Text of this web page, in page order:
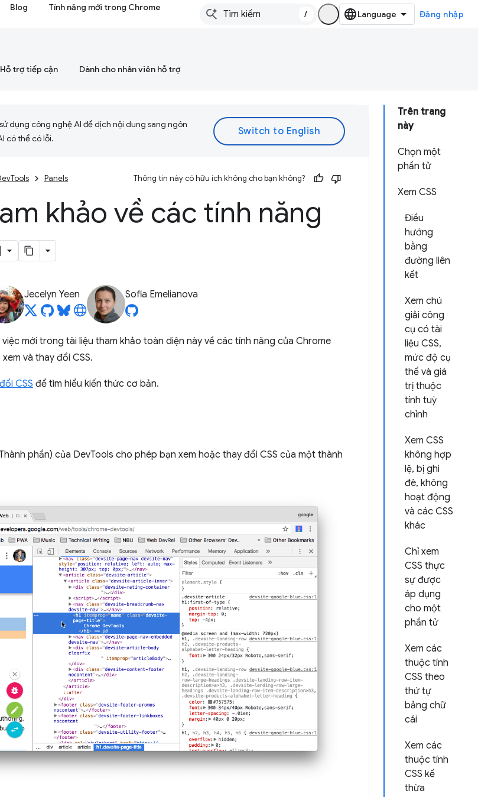
Blog Tính năng mới trong Chrome
/ Đăng nhập
Hỗ trợ tiếp cận Dành cho nhân viên hỗ trợ
Trên trang
này
Chọn một
phần tử
Xem CSS
Điều
hướng
bằng
đường liên
kết
Xem chú
giải công
cụ có tài
liệu CSS,
mức độ cụ
thể và giá
trị thuộc
tính tuỳ
chỉnh
Xem CSS
không hợp
lệ, bị ghi
đè, không
hoạt động
và các CSS
khác
Chỉ xem
CSS thực
sự được
áp dụng
cho một
phần tử
Xem các
thuộc tính
CSS theo
thứ tự
bảng chữ
cái
Xem các
thuộc tính
CSS kế
thừa
dụng công nghệ AI để dịch nội dung sang ngôn
có thể có lỗi.
Panels Thông tin này có hữu ích không cho bạn không?
khảo về các tính năng
Jecelyn Yeen Sofia Emelianova
mới trong tài liệu tham khảo toàn diện này về các tính năng của Chrome
và thay đổi CSS.
CSS để tìm hiểu kiến thức cơ bản.
phần) của DevTools cho phép bạn xem hoặc thay đổi CSS của một thành